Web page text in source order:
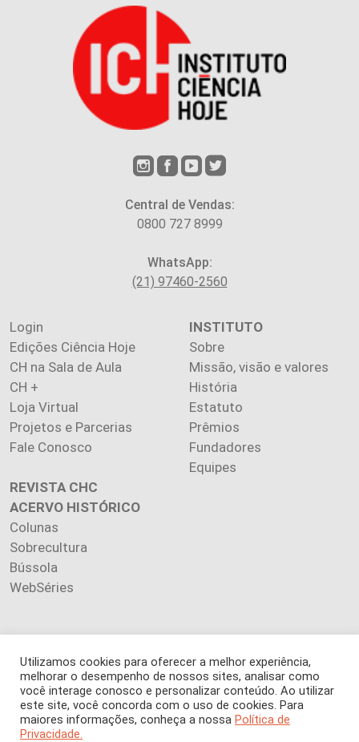
Central de Vendas:
0800 727 8999
WhatsApp:
(21) 97460-2560
Login
Edições Ciência Hoje
CH na Sala de Aula
CH +
Loja Virtual
Projetos e Parcerias
Fale Conosco
INSTITUTO
Sobre
Missão, visão e valores
História
Estatuto
Prêmios
Fundadores
Equipes
REVISTA CHC
ACERVO HISTÓRICO
Colunas
Sobrecultura
Bússola
WebSéries
Copyright 2026 INSTITUTO CIÊNCIA HOJE. Todos os direitos
reservados.
Os artigos publicados na revista refletem exclusivamente a
opinião de seus autores.
É proibida a reprodução, integral ou parcial, do conteúdo (imagens
Utilizamos cookies para oferecer a melhor experiência,
melhorar o desempenho de nossos sites, analisar como
você interage conosco e personalizar conteúdo. Ao utilizar
este site, você concorda com o uso de cookies. Para
maiores informações, conheça a nossa Política de
Privacidade.